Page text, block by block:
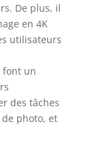
De plus, il
en 4K
utilisateurs
font un
des tâches
photo, et